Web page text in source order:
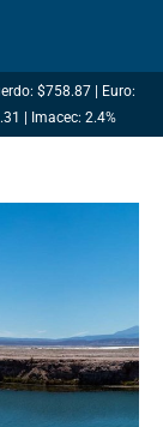
$758.87 | Euro:
| Imacec: 2.4%